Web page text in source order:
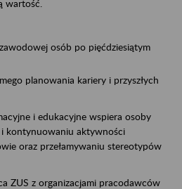
wartość.
osób po pięćdziesiątym
planowania kariery i przyszłych
i edukacyjne wspiera osoby
kontynuowaniu aktywności
oraz przełamywaniu stereotypów
ZUS z organizacjami pracodawców